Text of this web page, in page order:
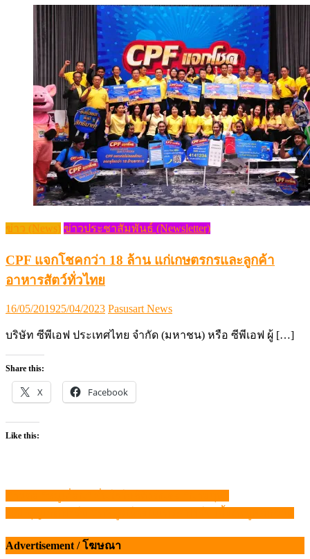
ข่าว (News) ข่าวประชาสัมพันธ์ (Newsletter)
CPF แจกโชคกว่า 18 ล้าน แก่เกษตรกรและลูกค้า
อาหารสัตว์ทั่วไทย
Posted
16/05/201925/04/2023 Author
Pasusart News
บริษัท ซีพีเอฟ ประเทศไทย จำกัด (มหาชน) หรือ ซีพีเอฟ ผู้ […]
Share this:
X Facebook
Like this:
แนะแนว
Advertisement / โฆษณา